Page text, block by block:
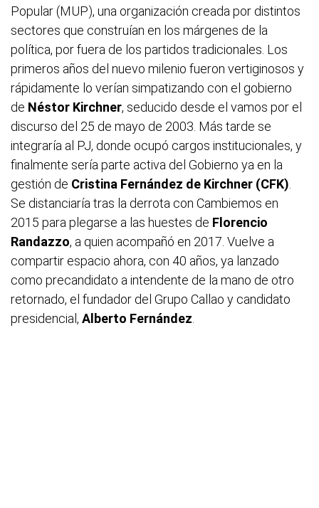
Popular (MUP), una organización creada por distintos
sectores que construían en los márgenes de la
política, por fuera de los partidos tradicionales. Los
primeros años del nuevo milenio fueron vertiginosos y
rápidamente lo verían simpatizando con el gobierno
de Néstor Kirchner, seducido desde el vamos por el
discurso del 25 de mayo de 2003. Más tarde se
integraría al PJ, donde ocupó cargos institucionales, y
finalmente sería parte activa del Gobierno ya en la
gestión de Cristina Fernández de Kirchner (CFK)
Se distanciaría tras la derrota con Cambiemos en
2015 para plegarse a las huestes de Florencio
Randazzo, a quien acompañó en 2017. Vuelve a
compartir espacio ahora, con 40 años, ya lanzado
como precandidato a intendente de la mano de otro
retornado, el fundador del Grupo Callao y candidato
presidencial, Alberto Fernández